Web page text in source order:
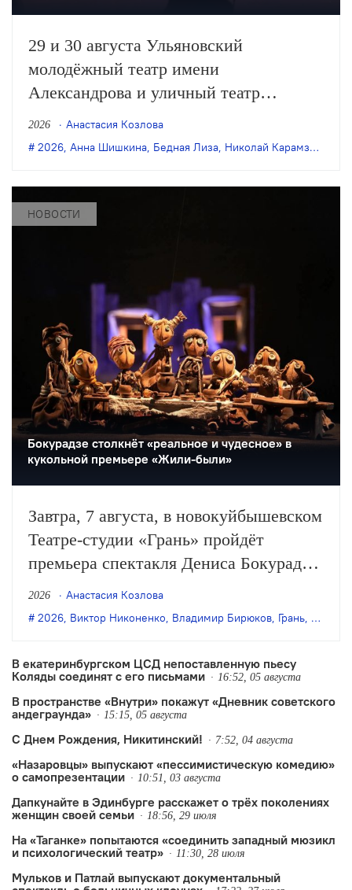
29 и 30 августа Ульяновский
молодёжный театр имени
Александрова и уличный театр
«Странствующие куклы господина
Пэжо» из Санкт-Петербурга покажут
«Бедная Лиза» по одноимённой
повести Карамзина. Постановка
2026
Анастасия Козлова
2026, Анна Шишкина, Бедная Лиза, Николай Карамзин
НОВОСТИ
Бокурадзе столкнëт «реальное и чудесное» в
кукольной премьере «Жили-были»
Завтра, 7 августа, в новокуйбышевском
Театре-студии «Грань» пройдёт
премьера спектакля Дениса Бокурадзе
«Жили-были» по пьесе Владимира
Бирюкова.
2026
Анастасия Козлова
2026, Виктор Никоненко, Владимир Бирюков, Грань, Денис
В екатеринбургском ЦСД непоставленную пьесу
Коляды соединят с его письмами
16:52, 05 августа
В пространстве «Внутри» покажут «Дневник советского
андеграунда»
15:15, 05 августа
С Днем Рождения, Никитинский! 7:52, 04 августа
«Назаровцы» выпускают «пессимистическую комедию»
о самопрезентации
10:51, 03 августа
Дапкунайте в Эдинбурге расскажет о трёх поколениях
женщин своей семьи
18:56, 29 июля
На «Таганке» попытаются «соединить западный мюзикл
и психологический театр»
11:30, 28 июля
Мульков и Патлай выпускают документальный